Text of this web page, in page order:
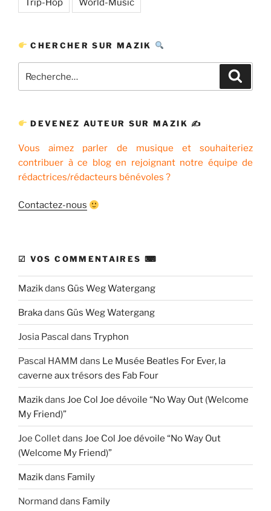
Trip-Hop World-Music
CHERCHER SUR MAZIK
pour
DEVENEZ AUTEUR SUR MAZIK ✍
Vous aimez parler de musique et souhaiteriez
contribuer à ce blog en rejoignant notre équipe de
rédactrices/rédacteurs bénévoles ?
Contactez-nous
☑ VOS COMMENTAIRES ⌨
Mazikdans Güs Weg Watergang
Brakadans Güs Weg Watergang
Josia Pascal dans Tryphon
Pascal HAMM dans Le Musée Beatles For Ever, la
caverne aux trésors des Fab Four
Mazikdans Joe Col Joe dévoile “No Way Out (Welcome
My Friend)”
Joe Colletdans Joe Col Joe dévoile “No Way Out
(Welcome My Friend)”
Mazikdans Family
Normand dans Family